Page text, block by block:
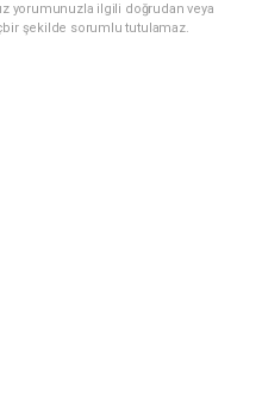
yorumunuzla ilgili doğrudan veya
şekilde sorumlu tutulamaz.